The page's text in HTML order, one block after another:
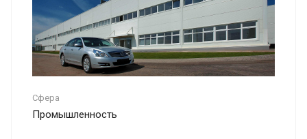
Сфера
Промышленность